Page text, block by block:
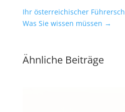
Ihr österreichischer
Was Sie wissen müssen →
Ähnliche Beiträge